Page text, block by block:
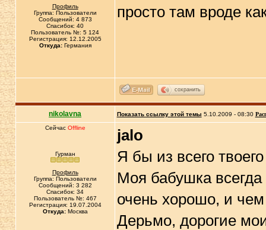
Профиль
Группа: Пользователи
Сообщений: 4 873
Спасибок: 40
Пользователь №: 5 124
Регистрация: 12.12.2005
Откуда:Германия
просто там вроде
сохранить
nikolavna Показать ссылку этой темы 5.10.2009 - 08:30
Сейчас Offline
Гурман
Профиль
Группа: Пользователи
Сообщений: 3 282
Спасибок: 34
Пользователь №: 467
Регистрация: 19.07.2004
Откуда:Москва
jalo
Я бы из всего
Моя бабушка всегда
очень хорошо, и
Дерьмо, дорогие